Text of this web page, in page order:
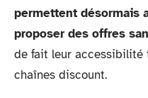
permettent désormais
proposer des offres
de fait leur accessibilité
chaînes discount.